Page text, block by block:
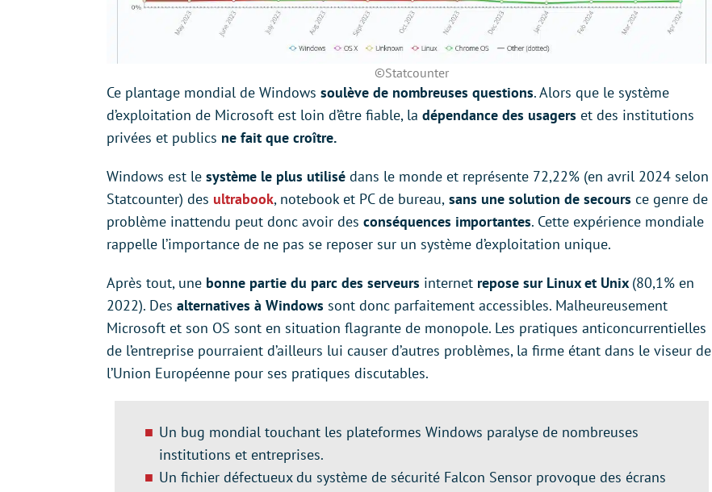
©Statcounter
Ce plantage mondial de Windows soulève de nombreuses questions. Alors que le système
d’exploitation de Microsoft est loin d’être fiable, la dépendance des usagers et des institutions
privées et publics ne fait que croître.
Windows est le système le plus utilisé dans le monde et représente 72,22% (en avril 2024 selon
Statcounter) des ultrabook, notebook et PC de bureau, sans une solution de secours ce genre de
problème inattendu peut donc avoir des conséquences importantes. Cette expérience mondiale
rappelle l’importance de ne pas se reposer sur un système d’exploitation unique.
Après tout, une bonne partie du parc des serveurs internet repose sur Linux et Unix (80,1% en
2022). Des alternatives à Windows sont donc parfaitement accessibles. Malheureusement
Microsoft et son OS sont en situation flagrante de monopole. Les pratiques anticoncurrentielles
de l’entreprise pourraient d’ailleurs lui causer d’autres problèmes, la firme étant dans le viseur de
l’Union Européenne pour ses pratiques discutables.
Un bug mondial touchant les plateformes Windows paralyse de nombreuses
institutions et entreprises.
Un fichier défectueux du système de sécurité Falcon Sensor provoque des écrans